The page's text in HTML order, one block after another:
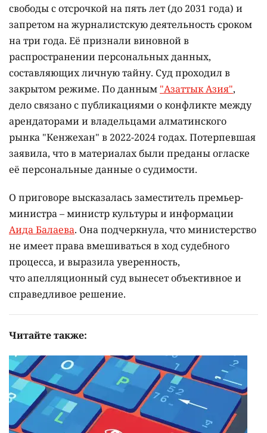
свободы с отсрочкой на пять лет (до 2031 года) и
запретом на журналистскую деятельность сроком
на три года. Её признали виновной в
распространении персональных данных,
составляющих личную тайну. Суд проходил в
закрытом режиме. По данным "Азаттык Азия",
дело связано с публикациями о конфликте между
арендаторами и владельцами алматинского
рынка "Кенжехан" в 2022-2024 годах. Потерпевшая
заявила, что в материалах были преданы огласке
её персональные данные о судимости.
О приговоре высказалась заместитель премьер-
министра – министр культуры и информации
Аида Балаева. Она подчеркнула, что министерство
не имеет права вмешиваться в ход судебного
процесса, и выразила уверенность,
что апелляционный суд вынесет объективное и
справедливое решение.
Читайте также: